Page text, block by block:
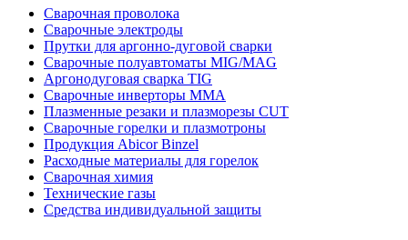
Сварочная проволока
Сварочные электроды
Прутки для аргонно-дуговой сварки
Сварочные полуавтоматы MIG/MAG
Аргонодуговая сварка TIG
Сварочные инверторы MMA
Плазменные резаки и плазморезы CUT
Сварочные горелки и плазмотроны
Продукция Abicor Binzel
Расходные материалы для горелок
Сварочная химия
Технические газы
Средства индивидуальной защиты